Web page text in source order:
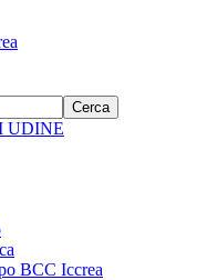
Cerca
BCC Iccrea